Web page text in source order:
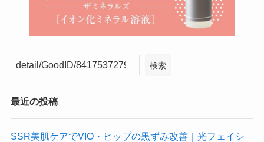
検索
最近の投稿
SSR美肌ケアでVIO・ヒップの黒ずみ改善｜光フェイシ